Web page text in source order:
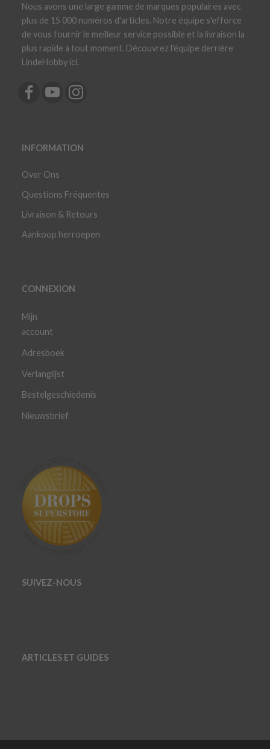
Nous avons une large gamme de marques populaires avec
plus de 15 000 numéros d'articles. Notre équipe s'efforce
de vous fournir le meilleur service possible et la livraison la
plus rapide à tout moment. Découvrez l'équipe derrière
LindeHobby ici.
INFORMATION
Over Ons
Questions Fréquentes
Livraison & Retours
Aankoop herroepen
CONNEXION
Mijn
account
Adresboek
Verlanglijst
Bestelgeschiedenis
Nieuwsbrief
SUIVEZ-NOUS
ARTICLES ET GUIDES